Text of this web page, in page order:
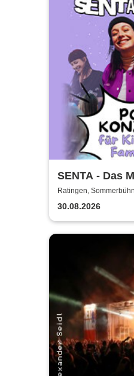
SENTA - Das
Popkonzert für
Familie
Ratingen,
30.08.2026